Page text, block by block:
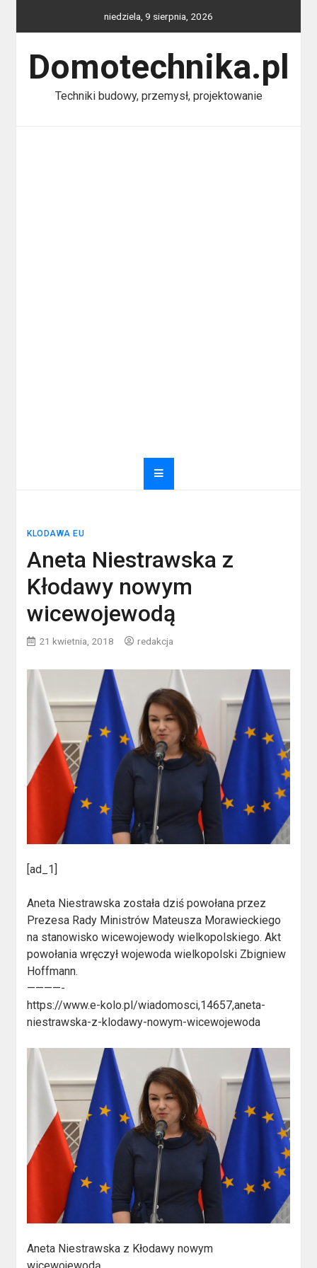
niedziela, 9 sierpnia, 2026
Domotechnika.pl
Techniki budowy, przemysł, projektowanie
KLODAWA EU
Aneta Niestrawska z
Kłodawy nowym
wicewojewodą
21 kwietnia, 2018 redakcja
[ad_1]
Aneta Niestrawska została dziś powołana przez
Prezesa Rady Ministrów Mateusza Morawieckiego
na stanowisko wicewojewody wielkopolskiego. Akt
powołania wręczył wojewoda wielkopolski Zbigniew
Hoffmann.
————-
https://www.e-kolo.pl/wiadomosci,14657,aneta-
niestrawska-z-klodawy-nowym-wicewojewoda
Aneta Niestrawska z Kłodawy nowym